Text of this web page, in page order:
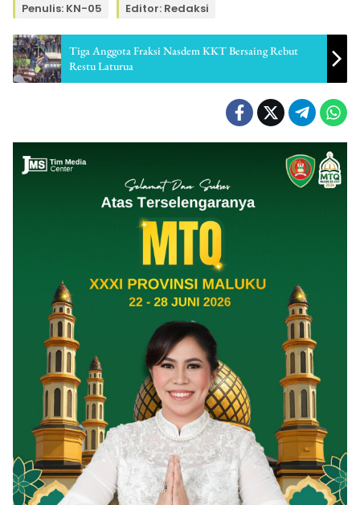
Penulis: KN-05 Editor: Redaksi
Tiga Anggota Fraksi Nasdem KKT Bersaing Rebut
Restu Laturua